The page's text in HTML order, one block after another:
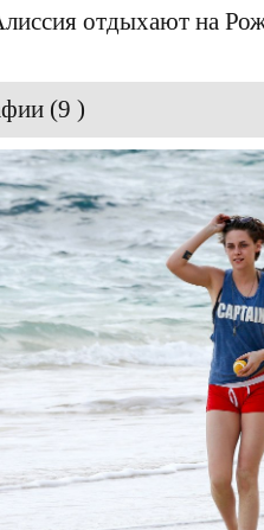
отдыхают на
(9 )